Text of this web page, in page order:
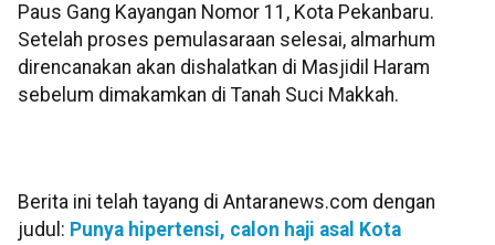
Paus Gang Kayangan Nomor 11, Kota Pekanbaru.
Setelah proses pemulasaraan selesai, almarhum
direncanakan akan dishalatkan di Masjidil Haram
sebelum dimakamkan di Tanah Suci Makkah.
Berita ini telah tayang di Antaranews.com dengan
judul: Punya hipertensi, calon haji asal Kota